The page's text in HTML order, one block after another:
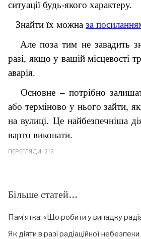
ситуації будь-якого характеру.
Знайти їх можна за
Але поза тим не завадить
разі, якщо у вашій місцевості
аварія.
Основне – потрібно
або терміново у нього зайти,
на вулиці. Це найбезпечніша
варто виконати.
ПЕРЕГЛЯДИ: 213
Більше статей...
Пам’ятка: «Що робити у випадку
Як діяти в разі радіаційної небезпеки